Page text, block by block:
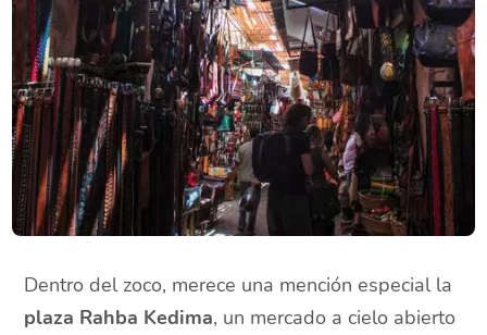
Dentro del zoco, merece una mención especial la
plaza Rahba Kedima, un mercado a cielo abierto